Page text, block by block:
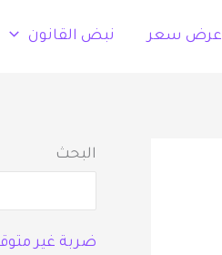
عرض سعر نبض القانون
البحث
ضربة غير